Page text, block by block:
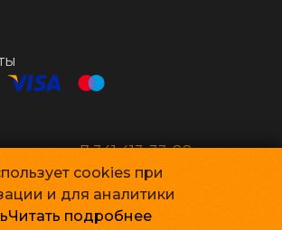
cookies при
и для аналитики
Читать подробнее
+7 341 413-33-88
Стар Кинолюкс
Powered by p24.app